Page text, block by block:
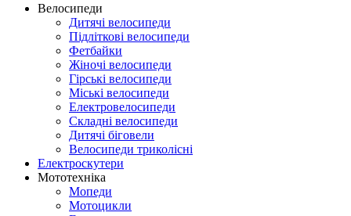
Велосипеди
Дитячі велосипеди
Підліткові велосипеди
Фетбайки
Жіночі велосипеди
Гірські велосипеди
Міські велосипеди
Електровелосипеди
Складні велосипеди
Дитячі біговели
Велосипеди триколісні
Електроскутери
Мототехніка
Мопеди
Мотоцикли